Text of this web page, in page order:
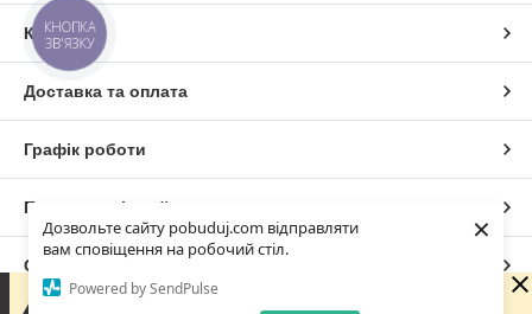
Дозвольте сайту pobuduj.com відправляти
вам сповіщення на робочий стіл.
Powered by SendPulse
×
Контакти
Доставка та оплата
Графік роботи
Повна версія сайту
Сайт створено на маркетплейсі
Зараз ми не можемо відразу відповісти на запит, але
КНОПКА
ЗВ'ЯЗКУ